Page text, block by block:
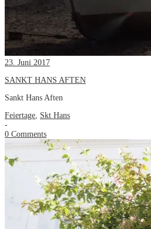
23. Juni 2017
SANKT HANS AFTEN
Sankt Hans Aften
Feiertage Skt Hans
-
0 Comments